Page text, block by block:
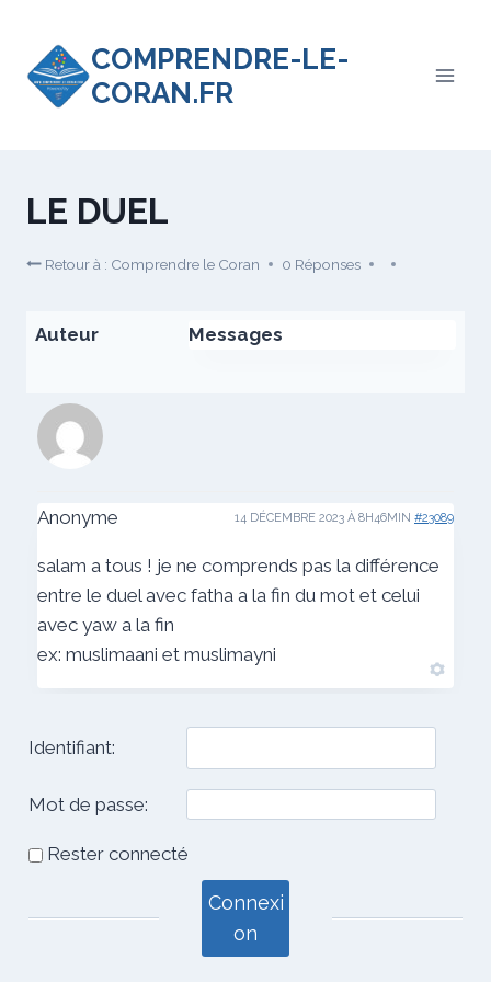
contenu
COMPRENDRE-LE-
CORAN.FR
LE DUEL
Retour à : Comprendre le Coran 0 Réponses
Auteur Messages
Anonyme 14 DÉCEMBRE 2023 À 8H46MIN #23089
salam a tous ! je ne comprends pas la différence
entre le duel avec fatha a la fin du mot et celui
avec yaw a la fin
ex: muslimaani et muslimayni
Identifiant:
Mot de passe:
Rester connecté
Connexi
on